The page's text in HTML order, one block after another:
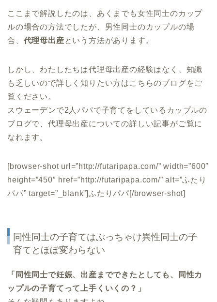
ここまで解説したのは、あくまでも女性同士のカップ
ルの場合の方法でしたが、男性同士のカップルの場
合、 代理母出産という方法があります。
しかし、わたしたちは代理母出産の経験はなく、知識
も乏しいので詳しく知りたい方はこちらのブログをご
覧ください。
スウェーデンで2人パパで子育てをしているカップルの
ブログで、代理母出産についての詳しい記事がご覧に
なれます。
[browser-shot url=”http://futaripapa.com/” width=”600″
height=”450″ href=”http://futaripapa.com/” alt=”ふたり
パパ” target=”_blank”]ふたりパパ[/browser-shot]
同性同士の子育てはぶっちゃけ異性同士の子
育てとほぼ変わらない
「同性同士で妊娠、出産までできたとしても、同性カ
ップルの子育てって上手くいくの？」